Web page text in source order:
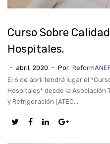
Curso Sobre
Hospitales.
- abril, 2020 - Por
El 6 de abril tendrá lugar el
Hospitales* desde la Asociación
y Refrigeración (ATEC...